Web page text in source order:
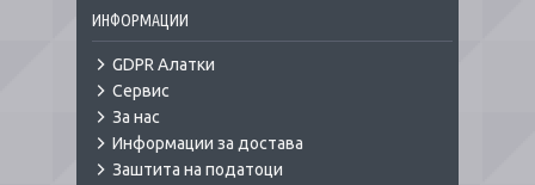
ИНФОРМАЦИИ
GDPR Алатки
Сервис
За нас
Информации за достава
Заштита на податоци